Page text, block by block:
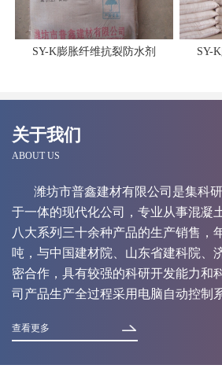
SY-K膨胀纤维抗裂防水剂 SY-
关于我们
ABOUT US
潍坊市普鑫建材有限公司是集科研
于一体的现代化公司，专业从事混凝
八大系列三十余种产品的生产销售，
吨，与中国建材院、山东省建科院、
密合作，具有较强的科研开发能力和
司产品生产全过程采用电脑自动控制
查看更多